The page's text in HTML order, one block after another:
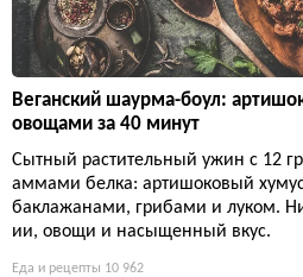
Веганский шаурма-боул:
овощами за 40 минут
Сытный растительный ужин с 12
аммами белка: артишоковый
баклажанами, грибами и луком.
ии, овощи и насыщенный вкус.
Еда и рецепты 10 962